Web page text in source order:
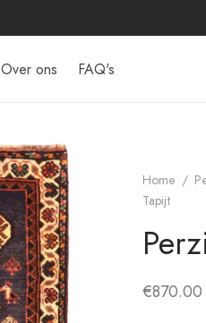
Over ons FAQ's
Home /
Tapijt
€870.00